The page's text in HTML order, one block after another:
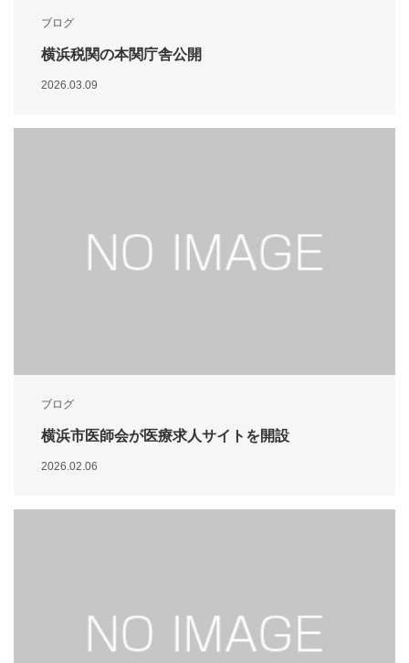
ブログ
横浜税関の本関庁舎公開
2026.03.09
ブログ
横浜市医師会が医療求人サイトを開設
2026.02.06